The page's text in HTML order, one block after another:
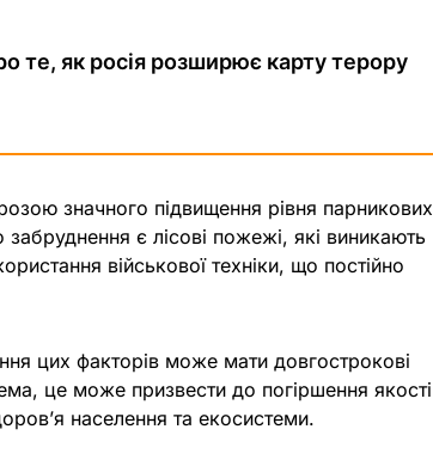
те, як росія розширює карту терору
значного підвищення рівня парникових
є лісові пожежі, які виникають
військової техніки, що постійно
цих факторів може мати довгострокові
це може призвести до погіршення якості
населення та екосистеми.